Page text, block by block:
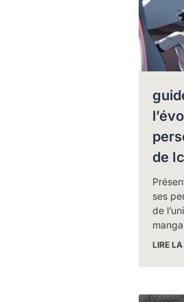
de
ses
de
LIRE